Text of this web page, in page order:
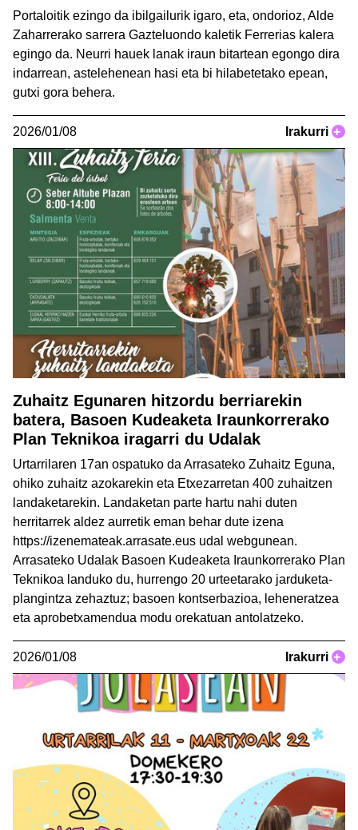
Portaloitik ezingo da ibilgailurik igaro, eta, ondorioz, Alde
Zaharrerako sarrera Gazteluondo kaletik Ferrerias kalera
egingo da. Neurri hauek lanak iraun bitartean egongo dira
indarrean, astelehenean hasi eta bi hilabetetako epean,
gutxi gora behera.
2026/01/08 Irakurri +
Zuhaitz Egunaren hitzordu berriarekin
batera, Basoen Kudeaketa Iraunkorrerako
Plan Teknikoa iragarri du Udalak
Urtarrilaren 17an ospatuko da Arrasateko Zuhaitz Eguna,
ohiko zuhaitz azokarekin eta Etxezarretan 400 zuhaitzen
landaketarekin. Landaketan parte hartu nahi duten
herritarrek aldez aurretik eman behar dute izena
https://izenemateak.arrasate.eus udal webgunean.
Arrasateko Udalak Basoen Kudeaketa Iraunkorrerako Plan
Teknikoa landuko du, hurrengo 20 urteetarako jarduketa-
plangintza zehaztuz; basoen kontserbazioa, leheneratzea
eta aprobetxamendua modu orekatuan antolatzeko.
2026/01/08 Irakurri +